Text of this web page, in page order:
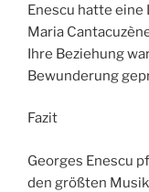
Enescu hatte
Maria
Ihre Beziehung
Bewunderung
Fazit
Georges Enescu
den größten